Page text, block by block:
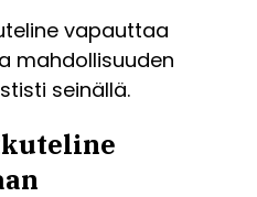
vapauttaa
mahdollisuuden
seinällä.